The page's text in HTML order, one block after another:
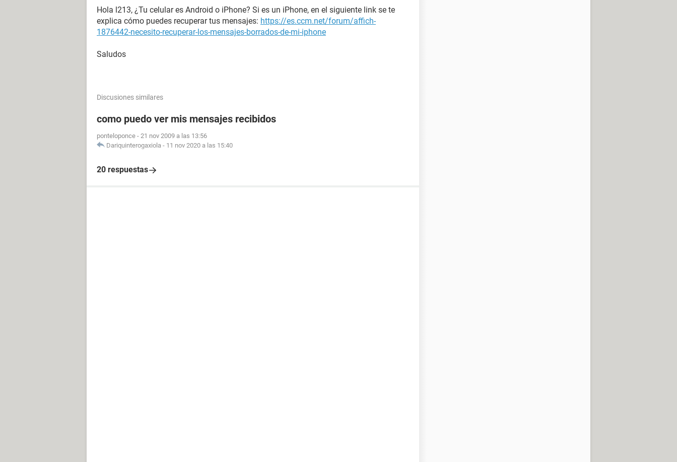
Hola l213, ¿Tu celular es Android o iPhone? Si es un iPhone, en el siguiente link se te
explica cómo puedes recuperar tus mensajes: https://es.ccm.net/forum/affich-
1876442-necesito-recuperar-los-mensajes-borrados-de-mi-iphone
Saludos
Discusiones similares
como puedo ver mis mensajes recibidos
ponteloponce - 21 nov 2009 a las 13:56
Dariquinterogaxiola - 11 nov 2020 a las 15:40
20 respuestas